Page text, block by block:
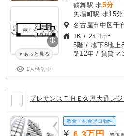
もっと見る
1人検討中
鶴舞駅 歩5分
矢場町駅 歩15分
名古屋市中区千
1K / 24.1m²
5階 / 地下8地上
築12年 / 賃貸マ
プレサンスＴＨＥ久屋大通レ
敷金・礼金ゼロ物件
6.3万円